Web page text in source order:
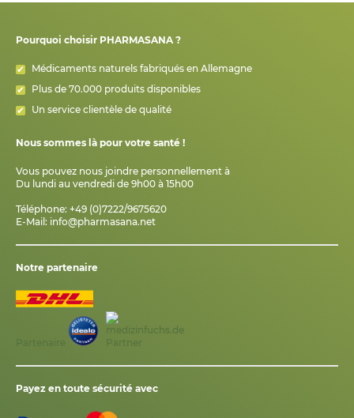
Pourquoi choisir PHARMASANA ?
Médicaments naturels fabriqués en Allemagne
Plus de 70.000 produits disponibles
Un service clientèle de qualité
Nous sommes là pour votre santé !
Vous pouvez nous joindre personnellement à
Du lundi au vendredi de 9h00 à 15h00
Téléphone: +49 (0)7222/9675620
E-Mail: info@pharmasana.net
Notre partenaire
Payez en toute sécurité avec